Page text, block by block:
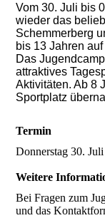
Vom 30. Juli bis
wieder das
Schemmerberg
bis 13 Jahren
Das
attraktives
Aktivitäten. Ab 8
Sportplatz
Termin
Donnerstag 30.
Weitere
Bei Fragen zum
und das